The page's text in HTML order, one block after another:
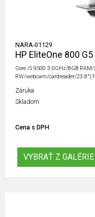
NARA-01129
HP EliteOne 800 G5
Core i5 9500 3.0GHz/8GB RAM/
RW/webcam/cardreader/
Záruka
Skladom
Cena s DPH
VYBRAŤ Z GALÉRIE